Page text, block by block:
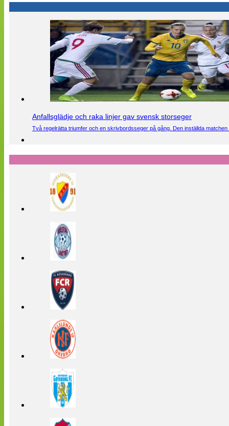
Anfallsglädje och raka linjer gav svensk storseger
Två regelrätta triumfer och en skrivbordsseger på gång. Den inställda